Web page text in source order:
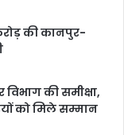
की कानपुर-
की समीक्षा,
को मिले सम्मान